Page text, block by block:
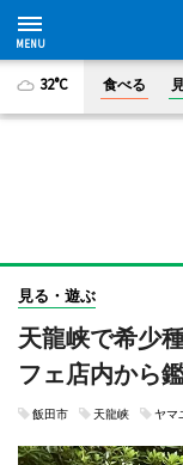
32°C 食べる
見る・遊ぶ
天龍峡で希少
フェ店内から
飯田市 天龍峡 ヤマ